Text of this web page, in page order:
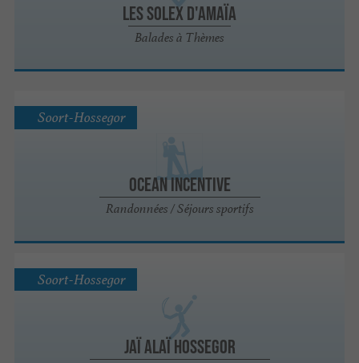
Les Solex d'Amaïa
Balades à Thèmes
Ocean Incentive
Randonnées / Séjours sportifs
Soort-Hossegor
JAÏ ALAÏ Hossegor
Soort-Hossegor